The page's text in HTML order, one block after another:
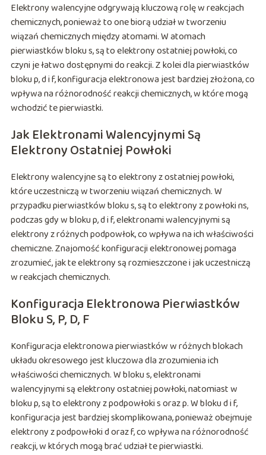
Elektrony walencyjne odgrywają kluczową rolę w reakcjach
chemicznych, ponieważ to one biorą udział w tworzeniu
wiązań chemicznych między atomami. W atomach
pierwiastków bloku s, są to elektrony ostatniej powłoki, co
czyni je łatwo dostępnymi do reakcji. Z kolei dla pierwiastków
bloku p, d i f, konfiguracja elektronowa jest bardziej złożona, co
wpływa na różnorodność reakcji chemicznych, w które mogą
wchodzić te pierwiastki.
Jak Elektronami Walencyjnymi Są
Elektrony Ostatniej Powłoki
Elektrony walencyjne są to elektrony z ostatniej powłoki,
które uczestniczą w tworzeniu wiązań chemicznych. W
przypadku pierwiastków bloku s, są to elektrony z powłoki ns,
podczas gdy w bloku p, d i f, elektronami walencyjnymi są
elektrony z różnych podpowłok, co wpływa na ich właściwości
chemiczne. Znajomość konfiguracji elektronowej pomaga
zrozumieć, jak te elektrony są rozmieszczone i jak uczestniczą
w reakcjach chemicznych.
Konfiguracja Elektronowa Pierwiastków
Bloku S, P, D, F
Konfiguracja elektronowa pierwiastków w różnych blokach
układu okresowego jest kluczowa dla zrozumienia ich
właściwości chemicznych. W bloku s, elektronami
walencyjnymi są elektrony ostatniej powłoki, natomiast w
bloku p, są to elektrony z podpowłoki s oraz p. W bloku d i f,
konfiguracja jest bardziej skomplikowana, ponieważ obejmuje
elektrony z podpowłoki d oraz f, co wpływa na różnorodność
reakcji, w których mogą brać udział te pierwiastki.